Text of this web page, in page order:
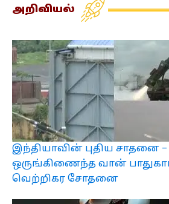
அறிவியல்
இந்தியாவின் புதிய சாதனை –
ஒருங்கிணைந்த வான்
வெற்றிகர சோதனை